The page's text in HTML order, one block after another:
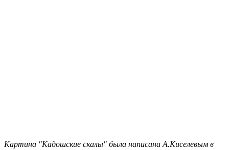
Картина "Кадошские скалы" была написана А.Киселевым в